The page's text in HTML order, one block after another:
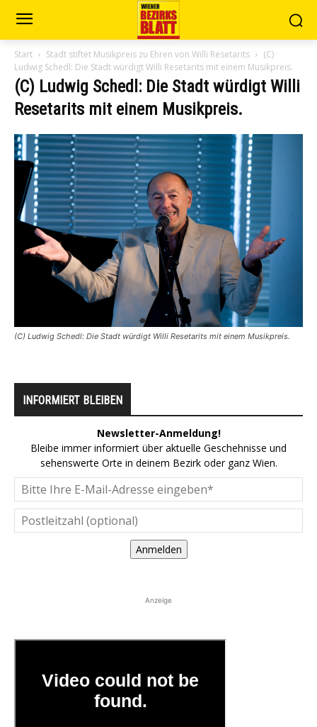
Start Stadt stiftet Musikpreis zu Ehren von Willi Resetarits
(C)
Ludwig Schedl: Die Stadt würdigt Willi Resetarits mit einem Musikpreis.
(C) Ludwig Schedl: Die Stadt würdigt Willi
Resetarits mit einem Musikpreis.
(C) Ludwig Schedl: Die Stadt würdigt Willi Resetarits mit einem Musikpreis.
INFORMIERT BLEIBEN
Newsletter-Anmeldung!
Bleibe immer informiert über aktuelle Geschehnisse und
sehenswerte Orte in deinem Bezirk oder ganz Wien.
Anmelden
Anzeige